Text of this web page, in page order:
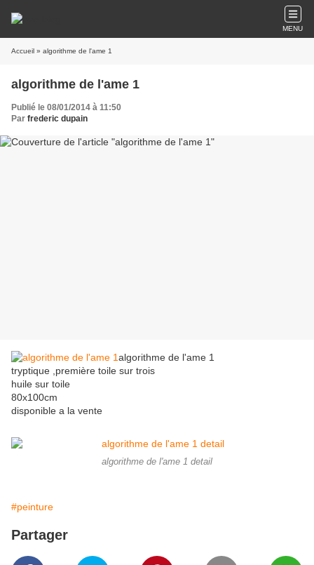
MENU
Accueil » algorithme de l'ame 1
algorithme de l'ame 1
Publié le 08/01/2014 à 11:50
Par frederic dupain
algorithme de l'ame 1
tryptique ,première toile sur trois
huile sur toile
80x100cm
disponible a la vente
algorithme de l'ame 1 detail
#peinture
Partager